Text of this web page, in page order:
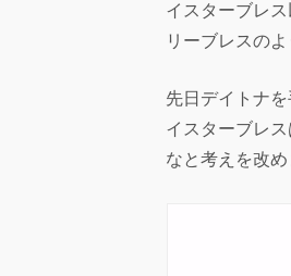
イスターブレ
リーブレスの
先日デイトナ
イスターブレ
なと考えを改め